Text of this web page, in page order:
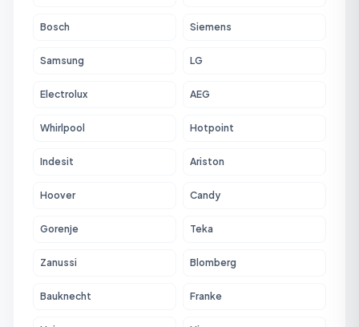
Bosch Siemens
Samsung LG
Electrolux AEG
Whirlpool Hotpoint
Indesit Ariston
Hoover Candy
Gorenje Teka
Zanussi Blomberg
Bauknecht Franke